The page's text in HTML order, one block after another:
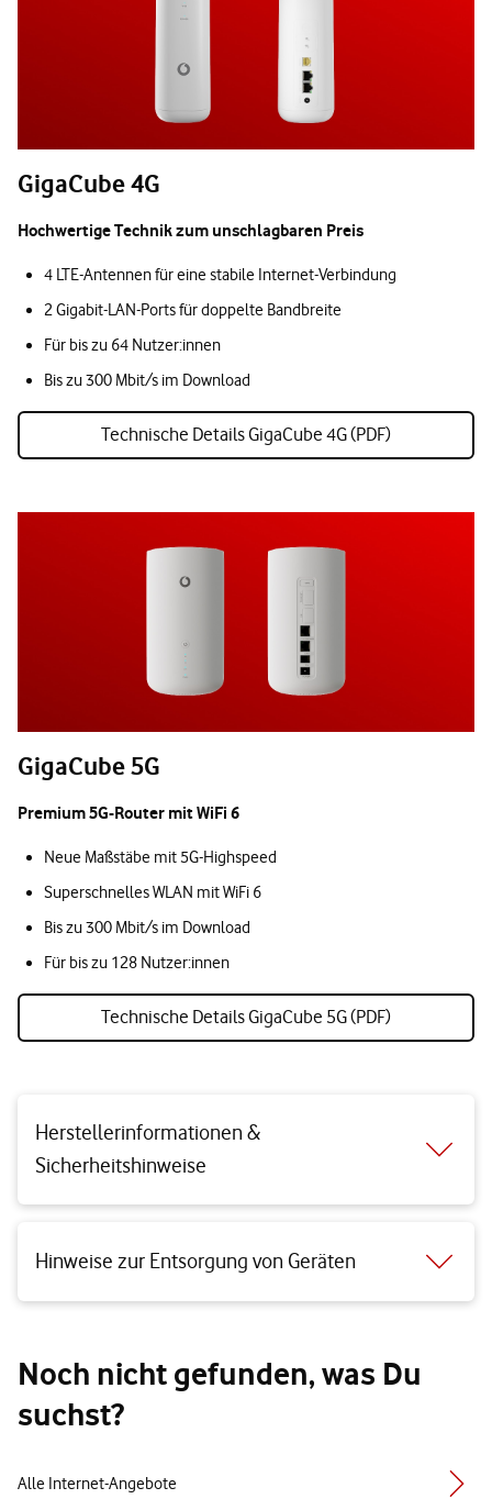
GigaCube 4G
Hochwertige Technik zum unschlagbaren Preis
4 LTE-Antennen für eine stabile Internet-Verbindung
2 Gigabit-LAN-Ports für doppelte Bandbreite
Für bis zu 64 Nutzer:innen
Bis zu 300 Mbit/s im Download
Technische Details GigaCube 4G (PDF)
GigaCube 5G
Premium 5G-Router mit WiFi 6
Neue Maßstäbe mit 5G-Highspeed
Superschnelles WLAN mit WiFi 6
Bis zu 300 Mbit/s im Download
Für bis zu 128 Nutzer:innen
Technische Details GigaCube 5G (PDF)
Herstellerinformationen &
Sicherheitshinweise
Hinweise zur Entsorgung von Geräten
Noch nicht gefunden, was Du
suchst?
Alle Internet-Angebote